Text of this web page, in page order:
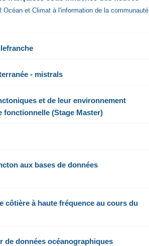
et Climat à l'information de la communauté
- mistrals
et de leur environnement
fonctionnelle (Stage Master)
aux bases de données
côtière à haute fréquence au cours du
de données océanographiques